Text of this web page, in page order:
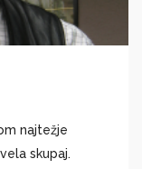
najtežje
skupaj.